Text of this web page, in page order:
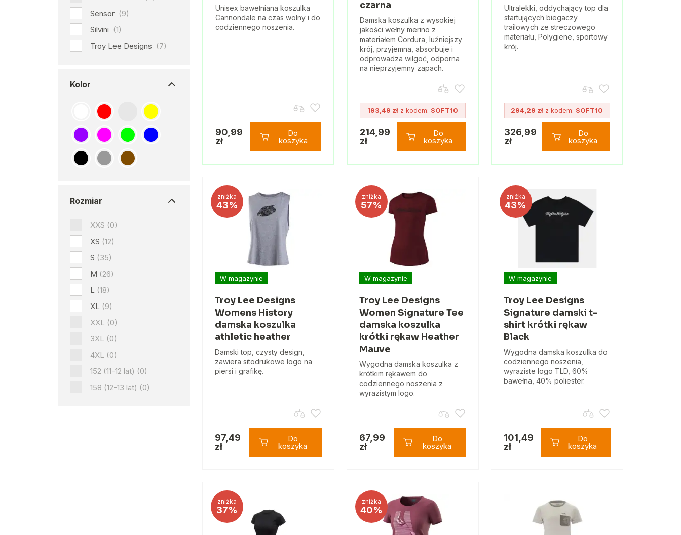
Sensor (9)
Silvini (1)
Troy Lee Designs (7)
Kolor
Rozmiar
XXS (0)
XS (12)
S (35)
M (26)
L (18)
XL (9)
XXL (0)
3XL (0)
4XL (0)
152 (11-12 lat) (0)
158 (12-13 lat) (0)
Unisex bawełniana koszulka
Cannondale na czas wolny i do
codziennego noszenia.
90,99
zł
Do
koszyka
czarna
Damska koszulka z wysokiej
jakości wełny merino z
materiałem Cordura, luźniejszy
krój, przyjemna, absorbuje i
odprowadza wilgoć, odporna
na nieprzyjemny zapach.
193,49 złz kodem: SOFT10
214,99
zł
Do
koszyka
Ultralekki, oddychający top dla
startujących biegaczy
trailowych ze streczowego
materiału, Polygiene, sportowy
krój.
294,29 zł z kodem: SOFT10
326,99
zł
Do
koszyka
zniżka
43%
W magazynie
Troy Lee Designs
Womens History
damska koszulka
athletic heather
Damski top, czysty design,
zawiera sitodrukowe logo na
piersi i grafikę.
97,49
zł
Do
koszyka
zniżka
57%
W magazynie
Troy Lee Designs
Women Signature Tee
damska koszulka
krótki rękaw Heather
Mauve
Wygodna damska koszulka z
krótkim rękawem do
codziennego noszenia z
wyrazistym logo.
67,99
zł
Do
koszyka
zniżka
43%
W magazynie
Troy Lee Designs
Signature damski t-
shirt krótki rękaw
Black
Wygodna damska koszulka do
codziennego noszenia,
wyraziste logo TLD, 60%
bawełna, 40% poliester.
101,49
zł
Do
koszyka
zniżka
37%
zniżka
40%